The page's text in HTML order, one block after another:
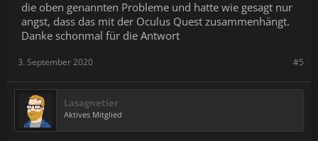
die oben genannten Probleme und hatte wie gesagt nur
angst, dass das mit der Oculus Quest zusammenhängt.
Danke schonmal für die Antwort
#5
3. September 2020
Lasagnetier
Aktives Mitglied